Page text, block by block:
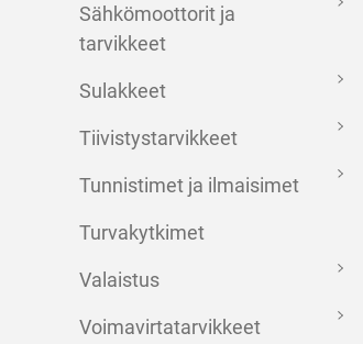
Sähkömoottorit ja
tarvikkeet
Sulakkeet
Tiivistystarvikkeet
Tunnistimet ja ilmaisimet
Turvakytkimet
Valaistus
Voimavirtatarvikkeet